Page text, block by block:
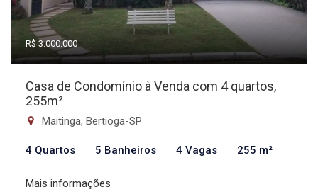
R$ 3.000.000
Casa de Condomínio à Venda com 4 quartos,
255m²
Maitinga, Bertioga-SP
4 Quartos 5 Banheiros 4 Vagas 255 m²
Mais informações